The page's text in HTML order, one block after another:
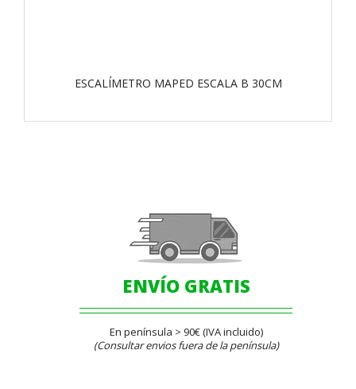
ESCALÍMETRO MAPED ESCALA B 30CM
ENVÍO GRATIS
En península > 90€ (IVA incluido)
(Consultar envios fuera de la península)